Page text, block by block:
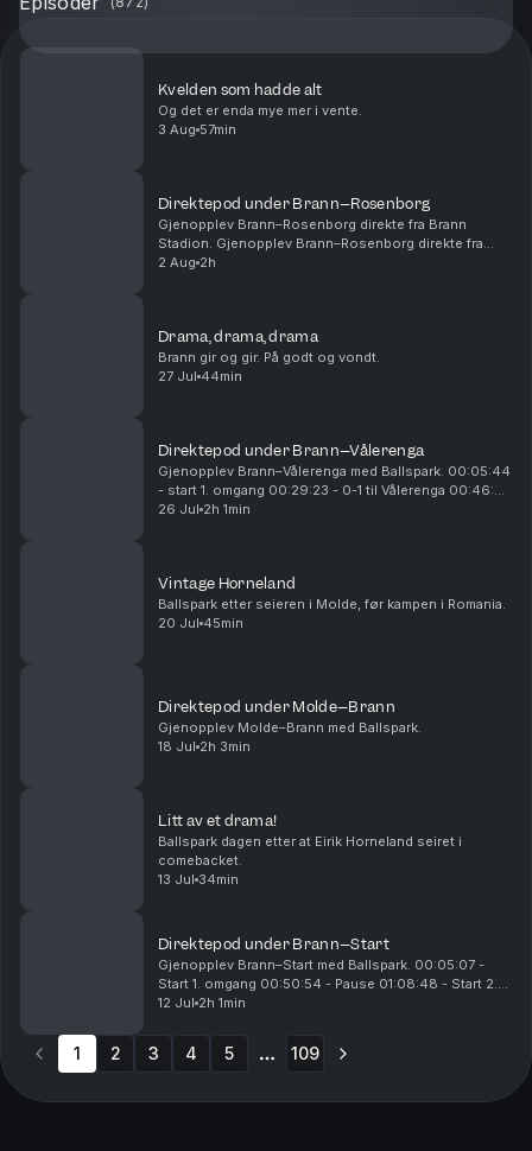
Kvelden som hadde alt
Og det er enda mye mer i vente.
3 Aug 57min
Direktepod under Brann–Rosenborg
Gjenopplev Brann–Rosenborg direkte fra Brann
Stadion. Gjenopplev Brann–Rosenborg direkte fra
Brann Stadion. 00:14:54 - Start 1. omgang 00:28:15 -
2 Aug 2h
Drama, drama, drama
Brann gir og gir. På godt og vondt.
27 Jul 44min
Direktepod under Brann–Vålerenga
Gjenopplev Brann–Vålerenga med Ballspark. 00:05:44
- start 1. omgang 00:29:23 - 0-1 til Vålerenga 00:46:25
- 0-2 til Vålerenga 00:54:26 - 0-3 til Vålerenga
26 Jul 2h 1min
Vintage Horneland
Ballspark etter seieren i Molde, før kampen i Romania.
20 Jul 45min
Direktepod under Molde–Brann
Gjenopplev Molde–Brann med Ballspark.
18 Jul 2h 3min
Litt av et drama!
Ballspark dagen etter at Eirik Horneland seiret i
comebacket.
13 Jul 34min
Direktepod under Brann–Start
Gjenopplev Brann–Start med Ballspark. 00:05:07 -
Start 1. omgang 00:50:54 - Pause 01:08:48 - Start 2.
omgang 01:16:04 - 0-1 til Start 01:31:20 - 1-1 til Brann
12 Jul 2h 1min
1 2 3 4 5 109